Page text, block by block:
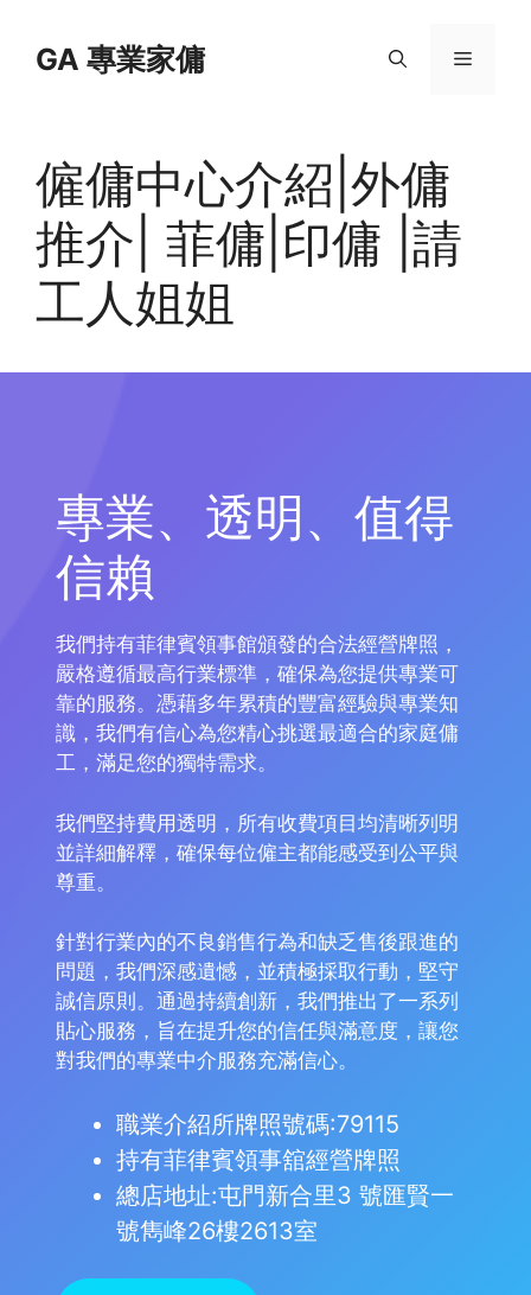
contentGA 專業家傭 Menu
僱傭中心介紹|外傭
推介| 菲傭|印傭 |請
工人姐姐
專業、透明、值得
信賴
我們持有菲律賓領事館頒發的合法經營牌照，
嚴格遵循最高行業標準，確保為您提供專業可
靠的服務。憑藉多年累積的豐富經驗與專業知
識，我們有信心為您精心挑選最適合的家庭傭
工，滿足您的獨特需求。
我們堅持費用透明，所有收費項目均清晰列明
並詳細解釋，確保每位僱主都能感受到公平與
尊重。
針對行業內的不良銷售行為和缺乏售後跟進的
問題，我們深感遺憾，並積極採取行動，堅守
誠信原則。通過持續創新，我們推出了一系列
貼心服務，旨在提升您的信任與滿意度，讓您
對我們的專業中介服務充滿信心。
職業介紹所牌照號碼:79115
持有菲律賓領事舘經營牌照
總店地址:屯門新合里3 號匯賢一
號雋峰26樓2613室